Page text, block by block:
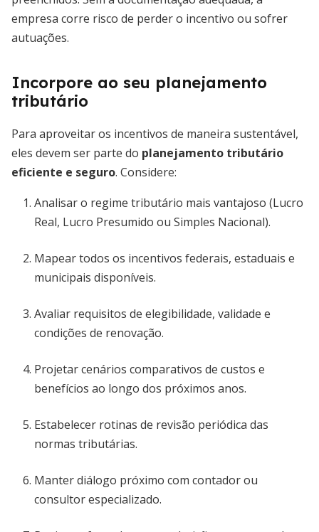
empresa corre risco de perder o incentivo ou sofrer
autuações.
Incorpore ao seu planejamento
tributário
Para aproveitar os incentivos de maneira sustentável,
eles devem ser parte do planejamento tributário
eficiente e seguro. Considere:
Analisar o regime tributário mais vantajoso (Lucro
Real, Lucro Presumido ou Simples Nacional).
Mapear todos os incentivos federais, estaduais e
municipais disponíveis.
Avaliar requisitos de elegibilidade, validade e
condições de renovação.
Projetar cenários comparativos de custos e
benefícios ao longo dos próximos anos.
Estabelecer rotinas de revisão periódica das
normas tributárias.
Manter diálogo próximo com contador ou
consultor especializado.